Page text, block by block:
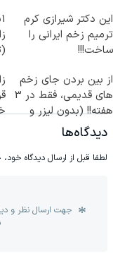
این دکتر شیرازی کرم
ترمیم زخم ایرانی را
ساخت!!!
از بین بردن جای زخم
های قدیمی، فقط در 3
هفته!! (بدون لیزر و
جراحی)
دیدگاه‌ها
لطفا قبل از ارسال دیدگاه خود،
جهت ارسال نظر و